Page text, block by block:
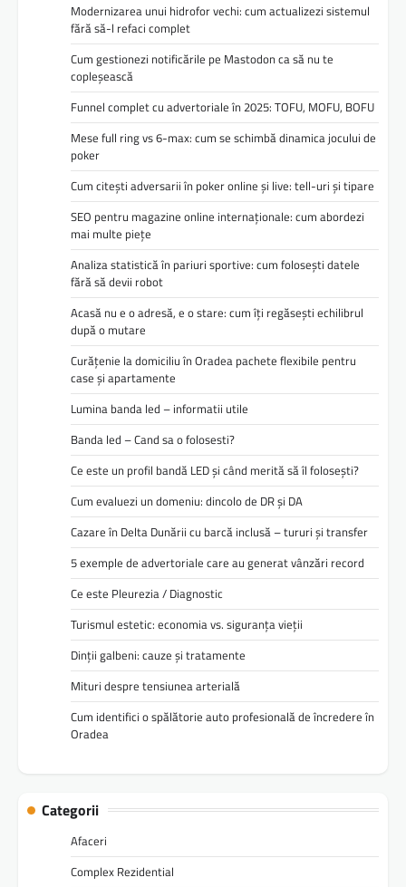
Modernizarea unui hidrofor vechi: cum actualizezi sistemul
fără să-l refaci complet
Cum gestionezi notificările pe Mastodon ca să nu te
copleșească
Funnel complet cu advertoriale în 2025: TOFU, MOFU, BOFU
Mese full ring vs 6-max: cum se schimbă dinamica jocului de
poker
Cum citești adversarii în poker online și live: tell-uri și tipare
SEO pentru magazine online internaționale: cum abordezi
mai multe piețe
Analiza statistică în pariuri sportive: cum folosești datele
fără să devii robot
Acasă nu e o adresă, e o stare: cum îți regăsești echilibrul
după o mutare
Curățenie la domiciliu în Oradea pachete flexibile pentru
case și apartamente
Lumina banda led – informatii utile
Banda led – Cand sa o folosesti?
Ce este un profil bandă LED și când merită să îl folosești?
Cum evaluezi un domeniu: dincolo de DR și DA
Cazare în Delta Dunării cu barcă inclusă – tururi și transfer
5 exemple de advertoriale care au generat vânzări record
Ce este Pleurezia / Diagnostic
Turismul estetic: economia vs. siguranța vieții
Dinții galbeni: cauze și tratamente
Mituri despre tensiunea arterială
Cum identifici o spălătorie auto profesională de încredere în
Oradea
Categorii
Afaceri
Complex Rezidential